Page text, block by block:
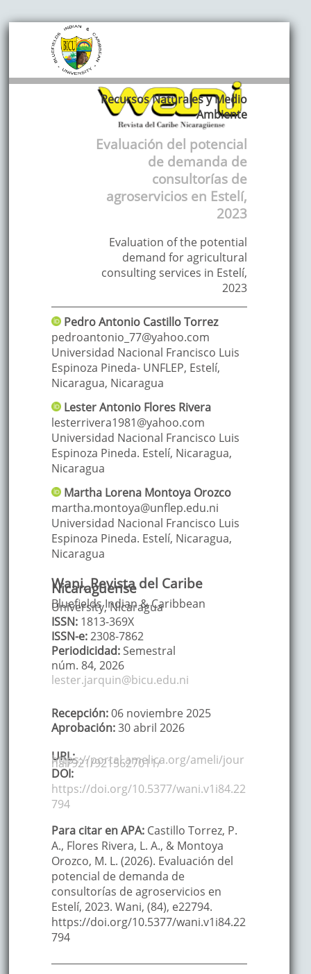
Recursos Naturales y Medio
Ambiente
Evaluación del potencial
de demanda de
consultorías de
agroservicios en Estelí,
2023
Evaluation of the potential
demand for agricultural
consulting services in Estelí,
2023
Pedro Antonio Castillo Torrez
pedroantonio_77@yahoo.com
Universidad Nacional Francisco Luis
Espinoza Pineda- UNFLEP, Estelí,
Nicaragua, Nicaragua
Lester Antonio Flores Rivera
lesterrivera1981@yahoo.com
Universidad Nacional Francisco Luis
Espinoza Pineda. Estelí, Nicaragua,
Nicaragua
Martha Lorena Montoya Orozco
martha.montoya@unflep.edu.ni
Universidad Nacional Francisco Luis
Espinoza Pineda. Estelí, Nicaragua,
Nicaragua
Wani, Revista del Caribe
Nicaragüense
Bluefields Indian & Caribbean
University, Nicaragua
ISSN: 1813-369X
ISSN-e:2308-7862
Periodicidad: Semestral
núm. 84, 2026
lester.jarquin@bicu.edu.ni
Recepción:06 noviembre 2025
Aprobación:30 abril 2026
URL:
https://portal.amelica.org/ameli/jour
nal/921/9215627011/
DOI:
https://doi.org/10.5377/wani.v1i84.22
794
Para citar en APA: Castillo Torrez, P.
A., Flores Rivera, L. A., & Montoya
Orozco, M. L. (2026). Evaluación del
potencial de demanda de
consultorías de agroservicios en
Estelí, 2023. Wani, (84), e22794.
https://doi.org/10.5377/wani.v1i84.22
794